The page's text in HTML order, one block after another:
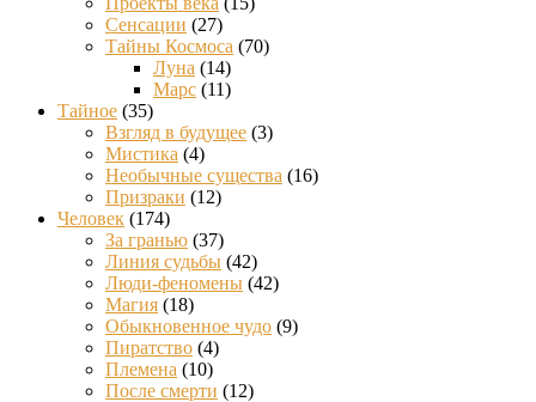
Сенсации (27)
Тайны Космоса (70)
Луна (14)
Марс (11)
Тайное (35)
Взгляд в будущее (3)
Мистика (4)
Необычные существа (16)
Призраки (12)
Человек (174)
За гранью (37)
Линия судьбы (42)
Люди-феномены (42)
Магия (18)
Обыкновенное чудо (9)
Пиратство (4)
Племена (10)
После смерти (12)